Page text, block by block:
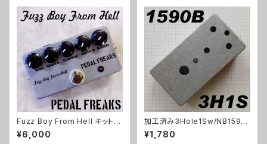
Fuzz Boy From Hell キット
【PEDAL FREAKS】
¥6,000
加工済み3Hole1Sw/NB1590
B（112x61x32mm）アルミダイ
キャストケース
¥1,780